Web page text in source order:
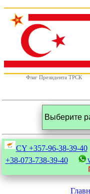
Флаг Президента ТРСК
CY +357-96-38-39-40
+38-073-738-39-40